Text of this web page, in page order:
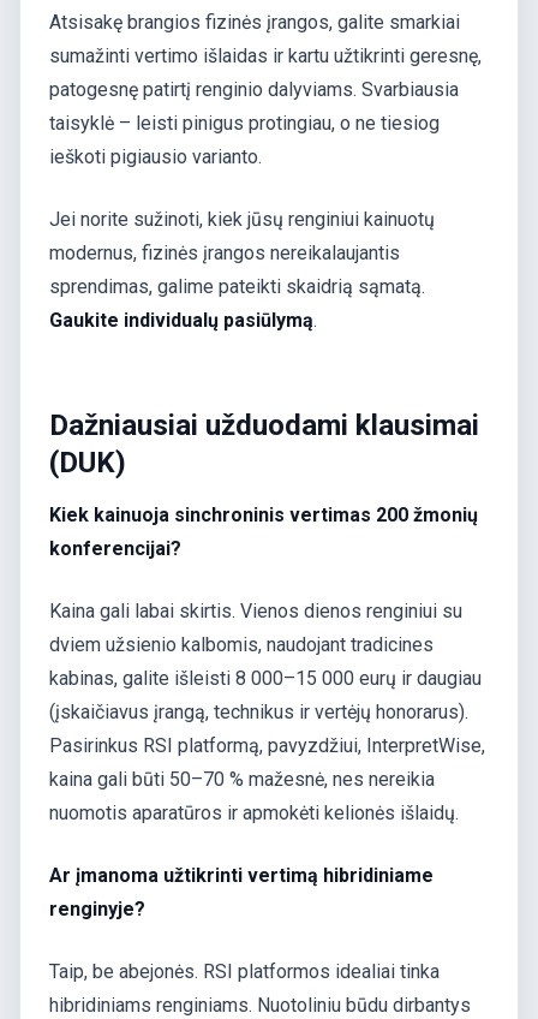
Atsisakę brangios fizinės įrangos, galite smarkiai
sumažinti vertimo išlaidas ir kartu užtikrinti geresnę,
patogesnę patirtį renginio dalyviams. Svarbiausia
taisyklė – leisti pinigus protingiau, o ne tiesiog
ieškoti pigiausio varianto.
Jei norite sužinoti, kiek jūsų renginiui kainuotų
modernus, fizinės įrangos nereikalaujantis
sprendimas, galime pateikti skaidrią sąmatą.
Gaukite individualų pasiūlymą.
Dažniausiai užduodami klausimai
(DUK)
Kiek kainuoja sinchroninis vertimas 200 žmonių
konferencijai?
Kaina gali labai skirtis. Vienos dienos renginiui su
dviem užsienio kalbomis, naudojant tradicines
kabinas, galite išleisti 8 000–15 000 eurų ir daugiau
(įskaičiavus įrangą, technikus ir vertėjų honorarus).
Pasirinkus RSI platformą, pavyzdžiui, InterpretWise,
kaina gali būti 50–70 % mažesnė, nes nereikia
nuomotis aparatūros ir apmokėti kelionės išlaidų.
Ar įmanoma užtikrinti vertimą hibridiniame
renginyje?
Taip, be abejonės. RSI platformos idealiai tinka
hibridiniams renginiams. Nuotoliniu būdu dirbantys